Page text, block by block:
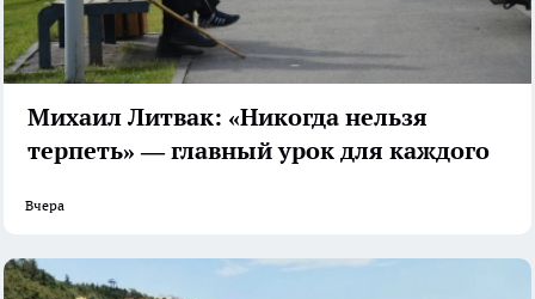
Михаил Литвак: «Никогда нельзя
терпеть» — главный урок для каждого
Вчера